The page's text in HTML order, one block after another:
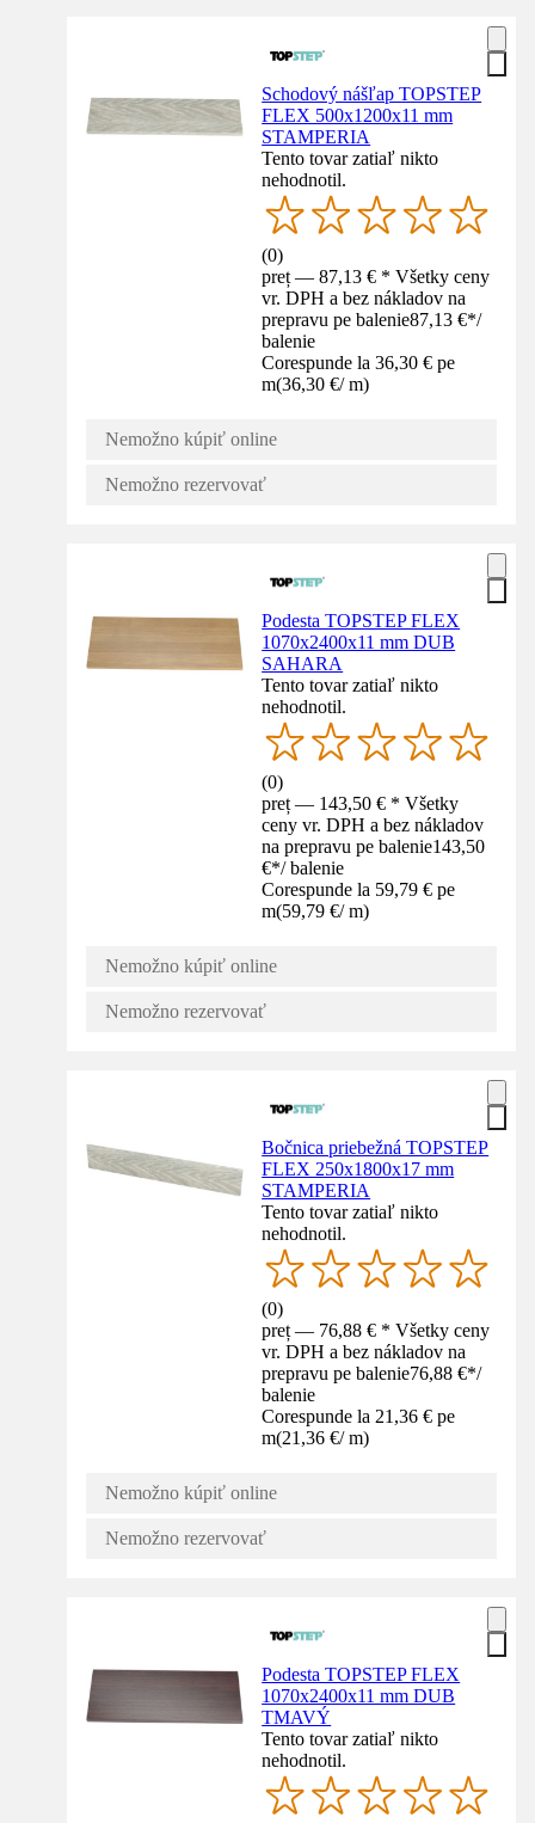
Schodový nášľap TOPSTEP
FLEX 500x1200x11 mm
STAMPERIA
Tento tovar zatiaľ nikto
nehodnotil.
(0)
preț — 87,13 € * Všetky ceny
vr. DPH a bez nákladov na
prepravu pe balenie87,13 €*/
balenie
Corespunde la 36,30 € pe
m(36,30 €/ m)
Nemožno kúpiť online
Nemožno rezervovať
Podesta TOPSTEP FLEX
1070x2400x11 mm DUB
SAHARA
Tento tovar zatiaľ nikto
nehodnotil.
(0)
preț — 143,50 € * Všetky
ceny vr. DPH a bez nákladov
na prepravu pe balenie143,50
€*/ balenie
Corespunde la 59,79 € pe
m(59,79 €/ m)
Nemožno kúpiť online
Nemožno rezervovať
Bočnica priebežná TOPSTEP
FLEX 250x1800x17 mm
STAMPERIA
Tento tovar zatiaľ nikto
nehodnotil.
(0)
preț — 76,88 € * Všetky ceny
vr. DPH a bez nákladov na
prepravu pe balenie76,88 €*/
balenie
Corespunde la 21,36 € pe
m(21,36 €/ m)
Nemožno kúpiť online
Nemožno rezervovať
Podesta TOPSTEP FLEX
1070x2400x11 mm DUB
TMAVÝ
Tento tovar zatiaľ nikto
nehodnotil.